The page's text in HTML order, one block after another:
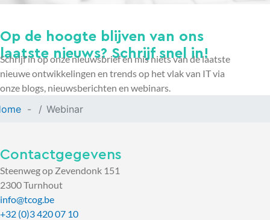
Op de hoogte blijven van ons
laatste nieuws? Schrijf snel in!
Schrijf in op onze nieuwsbrief en mis niets van de laatste
nieuwe ontwikkelingen en trends op het vlak van IT via
onze blogs, nieuwsberichten en webinars.
Webinar
Contactgegevens
Steenweg op Zevendonk 151
2300 Turnhout
info@tcog.be
+32 (0)3 420 07 10